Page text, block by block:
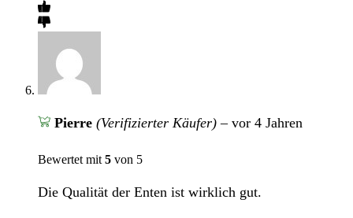
Pierre (Verifizierter Käufer) – vor 4 Jahren
Bewertet mit 5 von 5
Die Qualität der Enten ist wirklich gut.